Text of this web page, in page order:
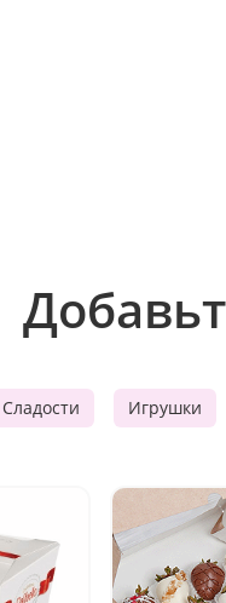
Сладости Игрушки